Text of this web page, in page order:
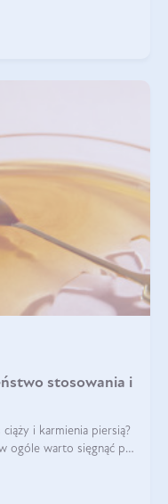
stosowania i
i karmienia piersią?
ogóle warto sięgnąć po